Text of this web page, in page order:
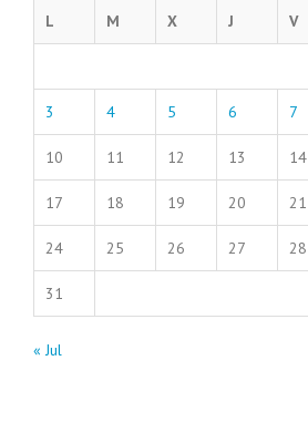
L M X J V
3 4 5 6 7
10 11 12 13 14
17 18 19 20 21
24 25 26 27 28
31
« Jul